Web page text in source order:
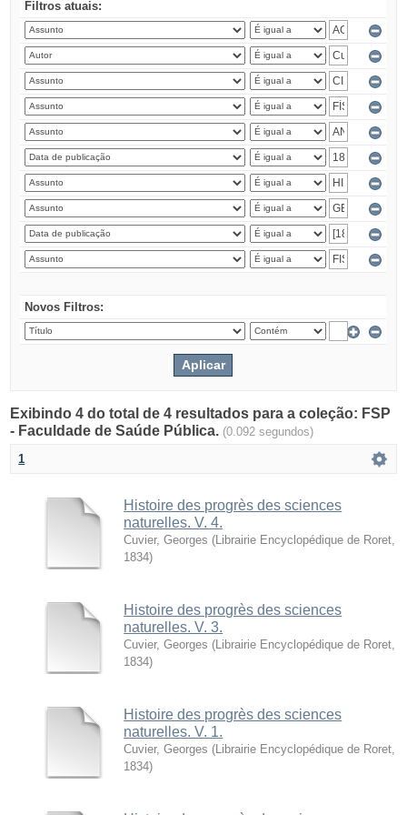
Filtros atuais:
Novos Filtros:
Exibindo 4 do total de 4 resultados para a coleção: FSP
- Faculdade de Saúde Pública. (0.092 segundos)
1
Histoire des progrès des sciences
naturelles. V. 4.
Cuvier, Georges ( Librairie Encyclopédique de Roret
1834)
Histoire des progrès des sciences
naturelles. V. 3.
Cuvier, Georges ( Librairie Encyclopédique de Roret
1834)
Histoire des progrès des sciences
naturelles. V. 1.
Cuvier, Georges ( Librairie Encyclopédique de Roret
1834)